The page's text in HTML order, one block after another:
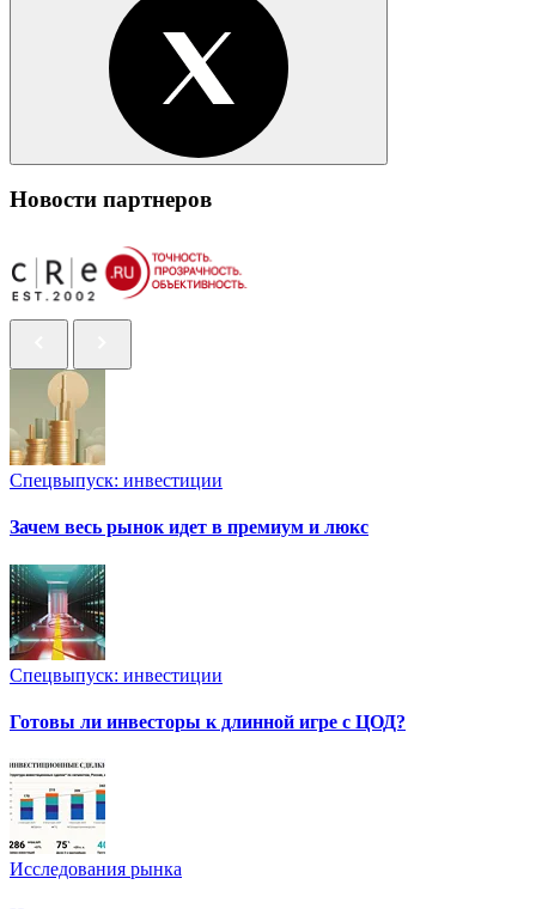
Новости партнеров
Спецвыпуск: инвестиции
Зачем весь рынок идет в премиум и люкс
Спецвыпуск: инвестиции
Готовы ли инвесторы к длинной игре с ЦОД?
Исследования рынка